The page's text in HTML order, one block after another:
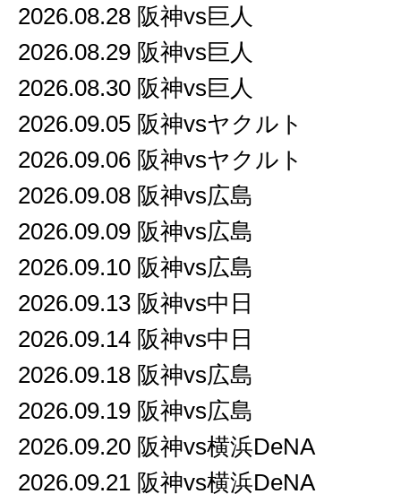
2026.08.28 阪神vs巨人
2026.08.29 阪神vs巨人
2026.08.30 阪神vs巨人
2026.09.05 阪神vsヤクルト
2026.09.06 阪神vsヤクルト
2026.09.08 阪神vs広島
2026.09.09 阪神vs広島
2026.09.10 阪神vs広島
2026.09.13 阪神vs中日
2026.09.14 阪神vs中日
2026.09.18 阪神vs広島
2026.09.19 阪神vs広島
2026.09.20 阪神vs横浜DeNA
2026.09.21 阪神vs横浜DeNA